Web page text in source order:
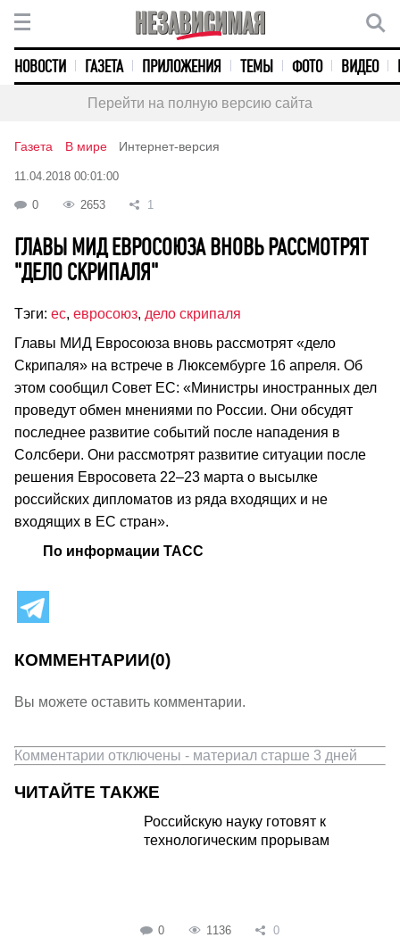
НОВОСТИ ГАЗЕТА ПРИЛОЖЕНИЯ ТЕМЫ ФОТО ВИДЕО
Перейти на полную версию сайта
Газета В мире Интернет-версия
11.04.2018 00:01:00
0 2653 1
ГЛАВЫ МИД ЕВРОСОЮЗА ВНОВЬ РАССМОТРЯТ
"ДЕЛО СКРИПАЛЯ"
Тэги: ес, евросоюз, дело скрипаля
Главы МИД Евросоюза вновь рассмотрят «дело
Скрипаля» на встрече в Люксембурге 16 апреля. Об
этом сообщил Совет ЕС: «Министры иностранных дел
проведут обмен мнениями по России. Они обсудят
последнее развитие событий после нападения в
Солсбери. Они рассмотрят развитие ситуации после
решения Евросовета 22–23 марта о высылке
российских дипломатов из ряда входящих и не
входящих в ЕС стран».
По информации ТАСС
КОММЕНТАРИИ(0)
Вы можете оставить комментарии.
Комментарии отключены - материал старше 3 дней
ЧИТАЙТЕ ТАКЖЕ
Российскую науку готовят к
технологическим прорывам
0 1136 0